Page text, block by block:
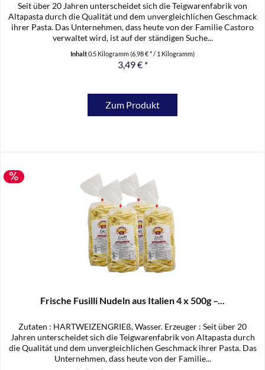
Seit über 20 Jahren unterscheidet sich die Teigwarenfabrik von
Altapasta durch die Qualität und dem unvergleichlichen Geschmack
ihrer Pasta. Das Unternehmen, dass heute von der Familie Castoro
verwaltet wird, ist auf der ständigen Suche...
Inhalt0.5 Kilogramm(6,98 € * / 1 Kilogramm)
3,49 € *
Zum Produkt
Frische Fusilli Nudeln aus Italien 4 x 500g –...
Zutaten : HARTWEIZENGRIEß, Wasser. Erzeuger : Seit über 20
Jahren unterscheidet sich die Teigwarenfabrik von Altapasta durch
die Qualität und dem unvergleichlichen Geschmack ihrer Pasta. Das
Unternehmen, dass heute von der Familie...